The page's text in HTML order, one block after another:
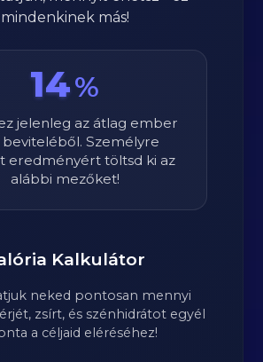
mindenkinek más!
14%
jelenleg az átlag ember
beviteléből. Személyre
eredményért töltsd ki az
alábbi mezőket!
Kalkulátor
neked pontosan mennyi
zsírt, és szénhidrátot egyél
a céljaid eléréséhez!